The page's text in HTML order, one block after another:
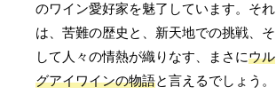
のワイン愛好家を魅了しています。それ
は、苦難の歴史と、新天地での挑戦、そ
して人々の情熱が織りなす、まさにウル
グアイワインの物語と言えるでしょう。